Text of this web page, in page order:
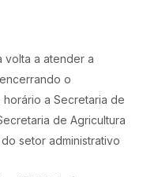
volta a atender a
o
horário a Secretaria de
de Agricultura
setor administrativo